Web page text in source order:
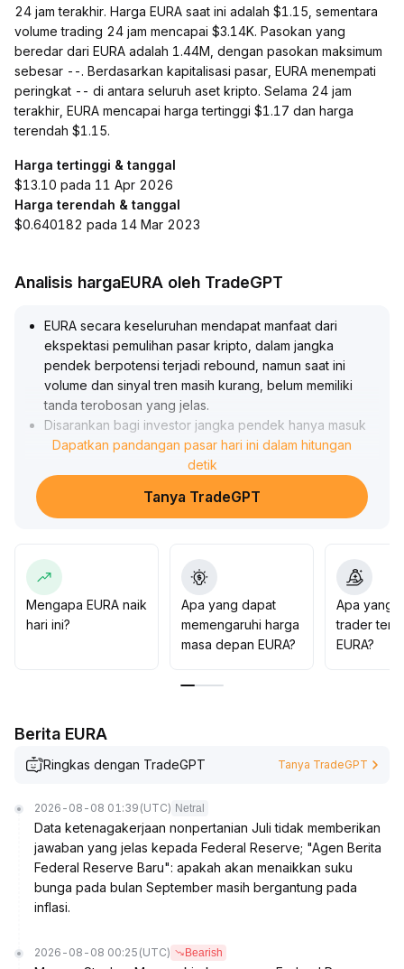
24 jam terakhir. Harga EURA saat ini adalah $1.15, sementara
volume trading 24 jam mencapai $3.14K. Pasokan yang
beredar dari EURA adalah 1.44M, dengan pasokan maksimum
sebesar --. Berdasarkan kapitalisasi pasar, EURA menempati
peringkat -- di antara seluruh aset kripto. Selama 24 jam
terakhir, EURA mencapai harga tertinggi $1.17 dan harga
terendah $1.15.
Harga tertinggi & tanggal
$13.10 pada 11 Apr 2026
Harga terendah & tanggal
$0.640182 pada 14 Mar 2023
Analisis hargaEURA oleh TradeGPT
EURA secara keseluruhan mendapat manfaat dari
ekspektasi pemulihan pasar kripto, dalam jangka
pendek berpotensi terjadi rebound, namun saat ini
volume dan sinyal tren masih kurang, belum memiliki
tanda terobosan yang jelas.
Disarankan bagi investor jangka pendek hanya masuk
bertahap setelah adanya terobosan efektif pada titik
tertinggi terbaru (seperti area resistance kunci) yang
dikonfirmasi oleh volume, serta menetapkan titik take
profit dan stop loss secara ketat (dalam kisaran fluktuasi
likuiditas secara keseluruhan dan perubahan dana, dan
bertahap menambah posisi setelah tren pasar
terverifikasi lebih lanjut
.
Dalam keseluruhan operasi, utamakan manajemen dana
dan kontrol risiko, waspada terhadap pembalikan
Dapatkan pandangan pasar hari ini dalam hitungan
detik
Tanya TradeGPT
Mengapa EURA naik
hari ini?
Apa yang dapat
memengaruhi harga
masa depan EURA?
Apa yang
trader
EURA?
Berita EURA
Ringkas dengan TradeGPT Tanya TradeGPT
2026-08-08 01:39 (UTC) Netral
Data ketenagakerjaan nonpertanian Juli tidak memberikan
jawaban yang jelas kepada Federal Reserve; "Agen Berita
Federal Reserve Baru": apakah akan menaikkan suku
bunga pada bulan September masih bergantung pada
inflasi.
2026-08-08 00:25 (UTC) Bearish